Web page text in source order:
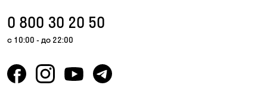
Горишние Плавни
0 800 30 20 50
с 10:00 - до 22:00